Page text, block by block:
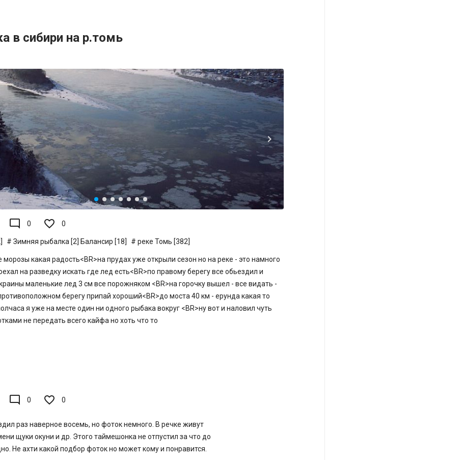
в сибири на р.томь
mode_comment 0 0
Зимняя рыбалка [2] Балансир [18] реке Томь [382]
морозы какая радость<BR>на прудах уже открыли сезон но на реке - это намного
на разведку искать где лед есть<BR>по правому берегу все обьездил и
маленькие лед 3 см все порожняком <BR>на горочку вышел - все видать -
берегу припай хороший<BR>до моста 40 км - ерунда какая то
я уже на месте один ни одного рыбака вокруг <BR>ну вот и наловил чуть
не передать всего кайфа но хоть что то
mode_comment 0 0
раз наверное восемь, но фоток немного. В речке живут
щуки окуни и др. Этого таймешонка не отпустил за что до
Не ахти какой подбор фоток но может кому и понравится.